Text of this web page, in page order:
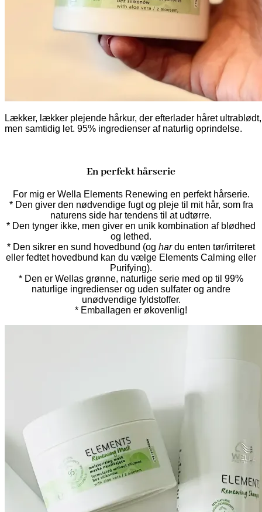
Lækker, lækker plejende hårkur, der efterlader håret ultrablødt,
men samtidig let. 95% ingredienser af naturlig oprindelse.
En perfekt hårserie
For mig er Wella Elements Renewing en perfekt hårserie.
* Den giver den nødvendige fugt og pleje til mit hår, som fra
naturens side har tendens til at udtørre.
* Den tynger ikke, men giver en unik kombination af blødhed
og lethed.
* Den sikrer en sund hovedbund (og hardu enten tør/irriteret
eller fedtet hovedbund kan du vælge Elements Calming eller
Purifying).
* Den er Wellas grønne, naturlige serie med op til 99%
naturlige ingredienser og uden sulfater og andre
unødvendige fyldstoffer.
* Emballagen er økovenlig!